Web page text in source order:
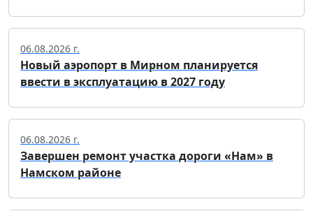
06.08.2026 г.
Новый аэропорт в Мирном планируется
ввести в эксплуатацию в 2027 году
06.08.2026 г.
Завершен ремонт участка дороги «Нам» в
Намском районе